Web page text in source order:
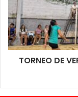
TORNEO DE